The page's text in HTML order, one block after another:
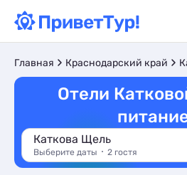
Главная Краснодарский край
Отели
Каткова Щель
Выберите даты 2 гостя